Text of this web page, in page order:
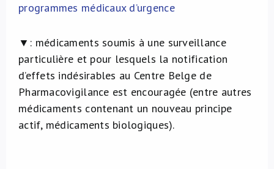
programmes médicaux d’urgence
▼: médicaments soumis à une surveillance
particulière et pour lesquels la notification
d’effets indésirables au Centre Belge de
Pharmacovigilance est encouragée (entre autres
médicaments contenant un nouveau principe
actif, médicaments biologiques).